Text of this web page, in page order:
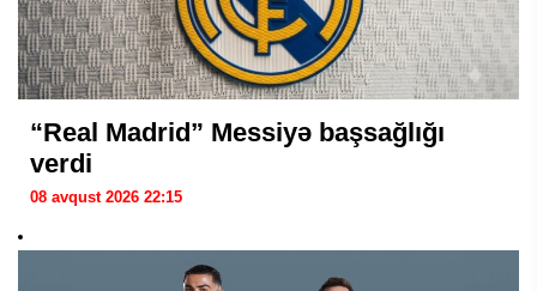
“Real Madrid” Messiyə başsağlığı
verdi
08 avqust 2026 22:15